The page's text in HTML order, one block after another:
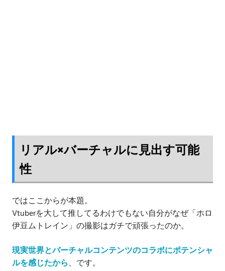
リアル×バーチャルに見出す可能
性
ではここからが本題。
Vtuberを大して推してるわけでもない自分がなぜ「ホロ
伊豆ムトレイン」の撮影はガチで頑張ったのか。
現実世界とバーチャルコンテンツのコラボにポテンシャ
ルを感じたから、です。